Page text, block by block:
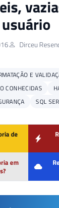
Dirceu
E
CONHECIDAS
SQL
de
em